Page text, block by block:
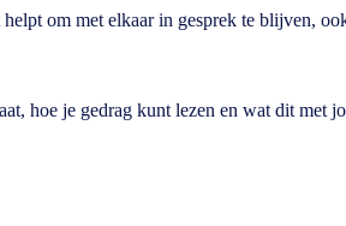
om met elkaar in gesprek te blijven,
hoe je gedrag kunt lezen en wat dit met